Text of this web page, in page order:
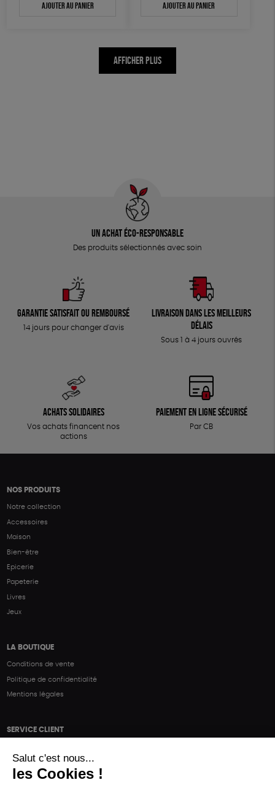
Ajouter au panier Ajouter au panier
AFFICHER PLUS
Un achat éco-responsable
Des produits sélectionnés avec soin
Garantie satisfait ou remboursé
14 jours pour changer d'avis
Livraison dans les meilleurs
délais
Sous 1 à 4 jours ouvrés
Achats solidaires
Vos achats financent nos
actions
Paiement en ligne sécurisé
Par CB
NOS PRODUITS
Notre collection
Accessoires
Maison
Bien-être
Epicerie
Papeterie
Livres
Jeux
LA BOUTIQUE
Conditions de vente
Politique de confidentialité
Mentions légales
SERVICE CLIENT
Suivi de commande
Nous contacter